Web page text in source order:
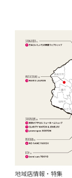
地域店情報・特集